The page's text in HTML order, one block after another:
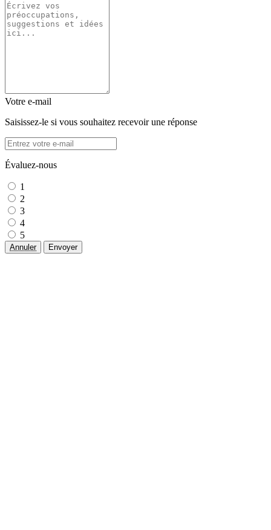
Votre e-mail
Saisissez-le si vous souhaitez recevoir une réponse
Évaluez-nous
1
2
3
4
5
Annuler Envoyer